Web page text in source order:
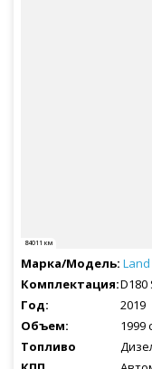
84011 км
D180
2019
1999